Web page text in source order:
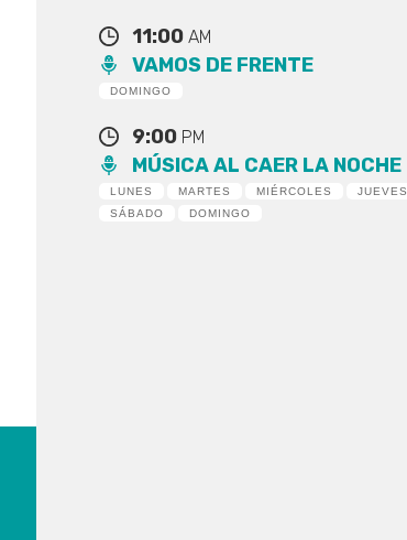
11:00AM
VAMOS DE FRENTE
DOMINGO
9:00 PM
MÚSICA AL CAER LA NOCHE
LUNES MARTES MIÉRCOLES JUEVES
SÁBADO
DOMINGO